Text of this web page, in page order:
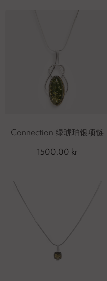
Connection 绿琥珀银项链
1500.00 kr